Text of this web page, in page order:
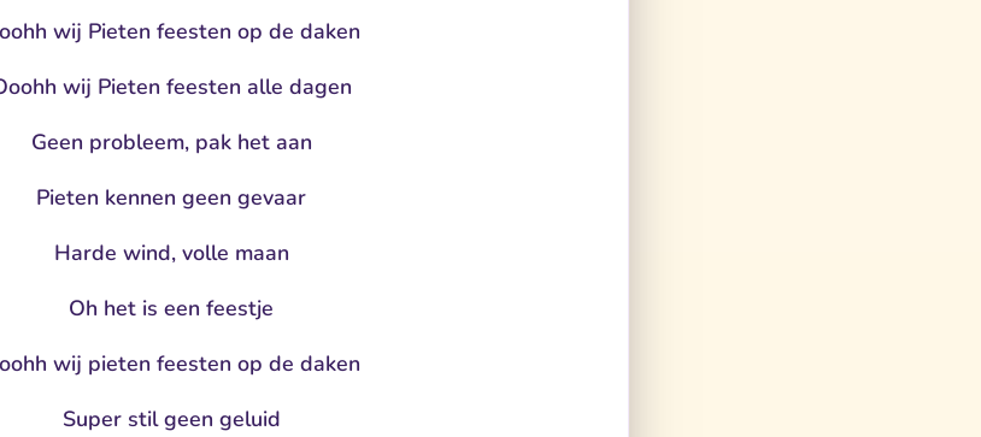
wij Pieten feesten op de daken
wij Pieten feesten alle dagen
Geen probleem, pak het aan
Pieten kennen geen gevaar
Harde wind, volle maan
Oh het is een feestje
wij pieten feesten op de daken
Super stil geen geluid